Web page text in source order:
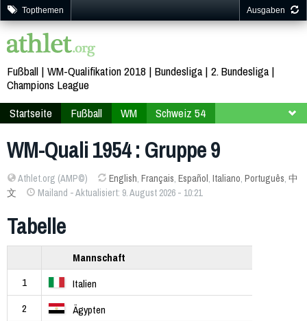
Topthemen Ausgaben
Fußball WM-Qualifikation 2018 Bundesliga 2. Bundesliga
Champions League
Startseite
Fußball WM
Schweiz 54
WM-Quali 1954 : Gruppe 9
Athlet.org (AMP©) English, Français, Español, Italiano, Português, 中
文
Mailand - Aktualisiert: 9. August 2026 - 10:21
Tabelle
Mannschaft
1
Italien
2
Ägypten